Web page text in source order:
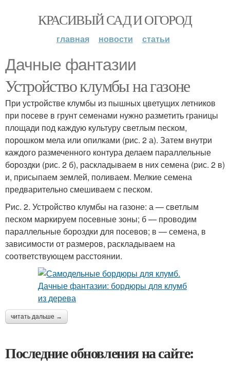
КРАСИВЫЙ САД И ОГОРОД
главная новости статьи
Дачные фантазии
Устройство клумбы на газоне
При устройстве клумбы из пышных цветущих летников
при посеве в грунт семенами нужно разметить границы
площади под каждую культуру светлым песком,
порошком мела или опилками (рис. 2 а). Затем внутри
каждого размеченного контура делаем параллельные
бороздки (рис. 2 б), раскладываем в них семена (рис. 2 в)
и, присыпаем землей, поливаем. Мелкие семена
предварительно смешиваем с песком.
Рис. 2. Устройство клумбы на газоне: а — светлым
песком маркируем посевные зоны; б — проводим
параллельные бороздки для посевов; в — семена, в
зависимости от размеров, раскладываем на
соответствующем расстоянии.
читать дальше →
Последние обновления на сайте: